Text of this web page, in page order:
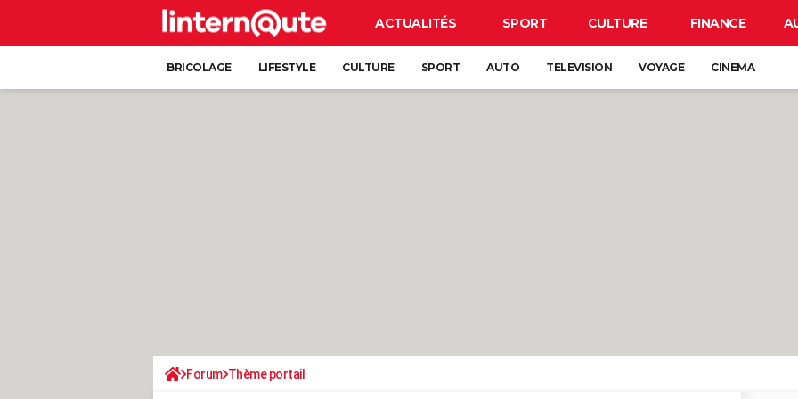
ACTUALITÉS SPORT CULTURE FINANCE
BRICOLAGE LIFESTYLE CULTURE SPORT AUTO TELEVISION VOYAGE CINEMA
Forum Thème portail